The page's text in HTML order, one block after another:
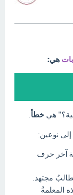
هي:
هي خطأ
نوعين:
آخر حرف
مجتهد.
المعلمةُ